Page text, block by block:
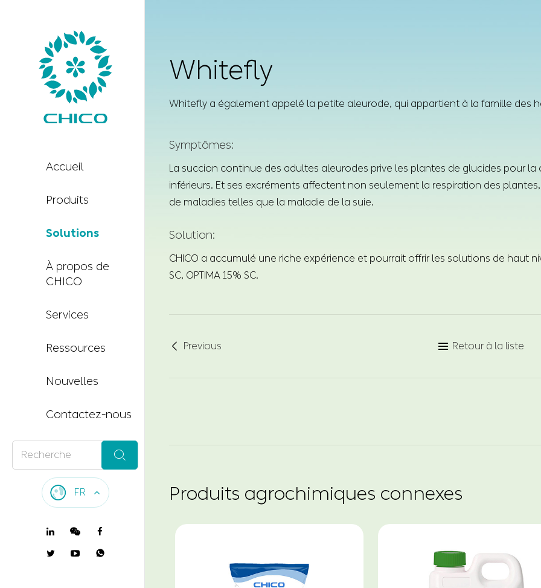
Accueil
Produits
Solutions
À propos de
CHICO
Services
Ressources
Nouvelles
Contactez-nous

FR

Whitefly
Whitefly a également appelé la petite aleurode, qui appartient à la famille des
Symptômes:
La succion continue des adultes aleurodes prive les plantes de glucides pour
inférieurs. Et ses excréments affectent non seulement la respiration des
de maladies telles que la maladie de la suie.
Solution:
CHICO a accumulé une riche expérience et pourrait offrir les solutions de haut
SC, OPTIMA 15% SC.
 Previous  Retour à la liste
Produits agrochimiques connexes